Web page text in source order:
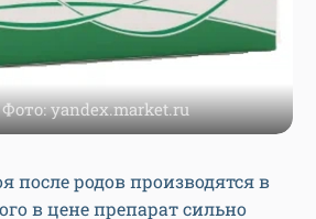
Фото: yandex.market.ru
после родов производятся в
в цене препарат сильно